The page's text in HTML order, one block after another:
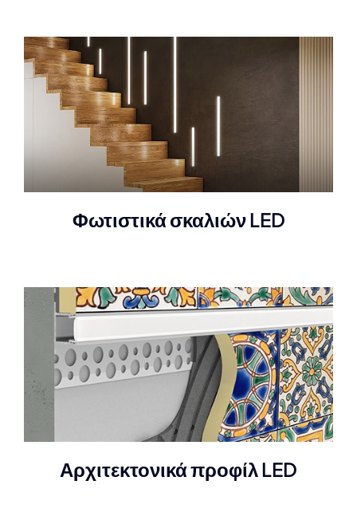
Φωτιστικά σκαλιών LED
Αρχιτεκτονικά προφίλ LED